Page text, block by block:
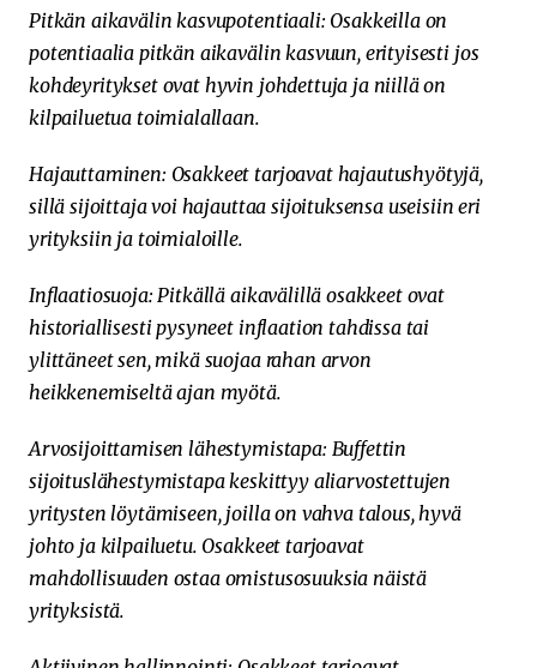
Pitkän aikavälin kasvupotentiaali: Osakkeilla on
potentiaalia pitkän aikavälin kasvuun, erityisesti jos
kohdeyritykset ovat hyvin johdettuja ja niillä on
kilpailuetua toimialallaan.
Hajauttaminen: Osakkeet tarjoavat hajautushyötyjä,
sillä sijoittaja voi hajauttaa sijoituksensa useisiin eri
yrityksiin ja toimialoille.
Inflaatiosuoja: Pitkällä aikavälillä osakkeet ovat
historiallisesti pysyneet inflaation tahdissa tai
ylittäneet sen, mikä suojaa rahan arvon
heikkenemiseltä ajan myötä.
Arvosijoittamisen lähestymistapa: Buffettin
sijoituslähestymistapa keskittyy aliarvostettujen
yritysten löytämiseen, joilla on vahva talous, hyvä
johto ja kilpailuetu. Osakkeet tarjoavat
mahdollisuuden ostaa omistusosuuksia näistä
yrityksistä.